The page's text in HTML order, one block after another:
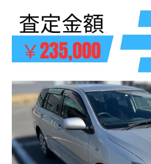
お知らせ
会社概要
お問い合わせ